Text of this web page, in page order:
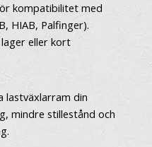
kompatibilitet med
HIAB, Palfinger).
eller kort
lastväxlarram din
mindre stillestånd och